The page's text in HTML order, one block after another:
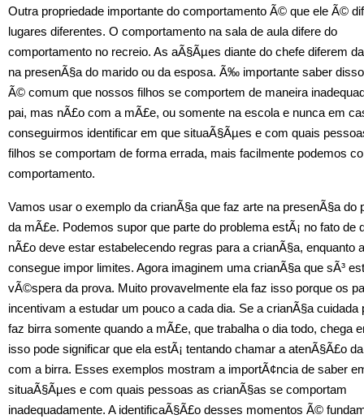
Outra propriedade importante do comportamento Ã© que ele Ã©
lugares diferentes. O comportamento na sala de aula difere do
comportamento no recreio. As aÃ§Ãµes diante do chefe diferem
na presenÃ§a do marido ou da esposa. Ã‰ importante saber
Ã© comum que nossos filhos se comportem de maneira
pai, mas nÃ£o com a mÃ£e, ou somente na escola e nunca em
conseguirmos identificar em que situaÃ§Ãµes e com quais
filhos se comportam de forma errada, mais facilmente podemos
comportamento.
Vamos usar o exemplo da crianÃ§a que faz arte na presenÃ§a do
da mÃ£e. Podemos supor que parte do problema estÃ¡ no fato de
nÃ£o deve estar estabelecendo regras para a crianÃ§a, enquanto
consegue impor limites. Agora imaginem uma crianÃ§a que sÃ³
vÃ©spera da prova. Muito provavelmente ela faz isso porque os
incentivam a estudar um pouco a cada dia. Se a crianÃ§a cuidada
faz birra somente quando a mÃ£e, que trabalha o dia todo, chega
isso pode significar que ela estÃ¡ tentando chamar a atenÃ§Ã£o
com a birra. Esses exemplos mostram a importÃ¢ncia de saber
situaÃ§Ãµes e com quais pessoas as crianÃ§as se comportam
inadequadamente. A identificaÃ§Ã£o desses momentos Ã©